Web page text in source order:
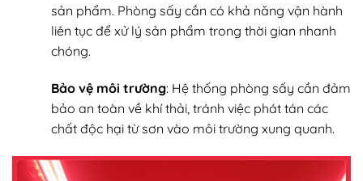
sản phẩm. Phòng sấy cần có khả năng vận hành
liên tục để xử lý sản phẩm trong thời gian nhanh
chóng.
Bảo vệ môi trường: Hệ thống phòng sấy cần đảm
bảo an toàn về khí thải, tránh việc phát tán các
chất độc hại từ sơn vào môi trường xung quanh.